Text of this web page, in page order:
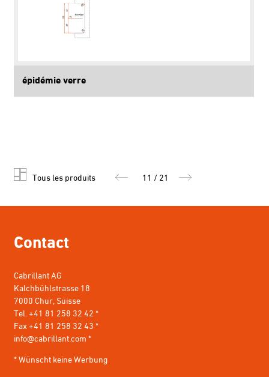
épidémie verre
Tous les produits 11 / 21
Contact
Cabrillant AG
Kalchbühlstrasse 18
7000 Chur, Suisse
Tel. +41 81 258 32 42 *
Fax +41 81 258 32 43 *
info@cabrillant.com *
* Wünscht keine Werbung